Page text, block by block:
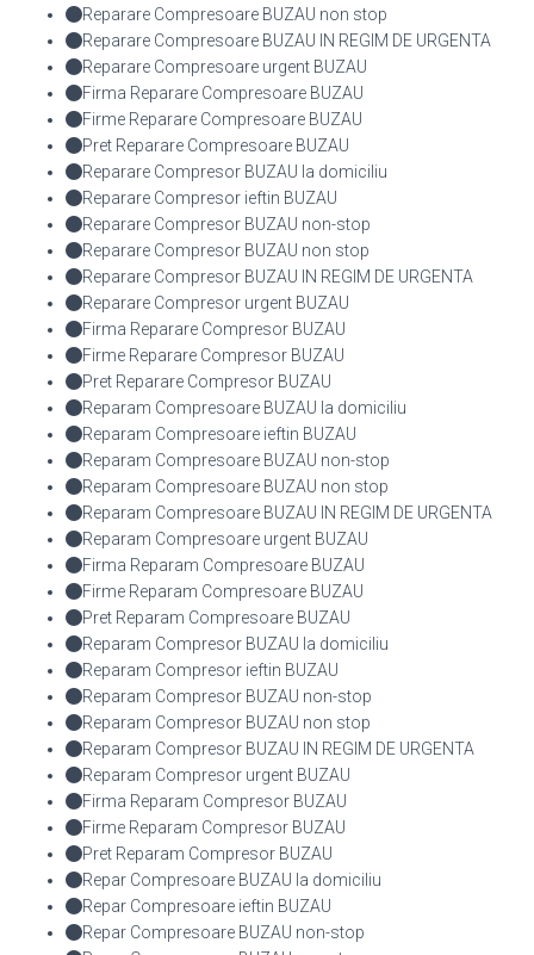
Reparare Compresoare BUZAU non stop
Reparare Compresoare BUZAU IN REGIM DE URGENTA
Reparare Compresoare urgent BUZAU
Firma Reparare Compresoare BUZAU
Firme Reparare Compresoare BUZAU
Pret Reparare Compresoare BUZAU
Reparare Compresor BUZAU la domiciliu
Reparare Compresor ieftin BUZAU
Reparare Compresor BUZAU non-stop
Reparare Compresor BUZAU non stop
Reparare Compresor BUZAU IN REGIM DE URGENTA
Reparare Compresor urgent BUZAU
Firma Reparare Compresor BUZAU
Firme Reparare Compresor BUZAU
Pret Reparare Compresor BUZAU
Reparam Compresoare BUZAU la domiciliu
Reparam Compresoare ieftin BUZAU
Reparam Compresoare BUZAU non-stop
Reparam Compresoare BUZAU non stop
Reparam Compresoare BUZAU IN REGIM DE URGENTA
Reparam Compresoare urgent BUZAU
Firma Reparam Compresoare BUZAU
Firme Reparam Compresoare BUZAU
Pret Reparam Compresoare BUZAU
Reparam Compresor BUZAU la domiciliu
Reparam Compresor ieftin BUZAU
Reparam Compresor BUZAU non-stop
Reparam Compresor BUZAU non stop
Reparam Compresor BUZAU IN REGIM DE URGENTA
Reparam Compresor urgent BUZAU
Firma Reparam Compresor BUZAU
Firme Reparam Compresor BUZAU
Pret Reparam Compresor BUZAU
Repar Compresoare BUZAU la domiciliu
Repar Compresoare ieftin BUZAU
Repar Compresoare BUZAU non-stop